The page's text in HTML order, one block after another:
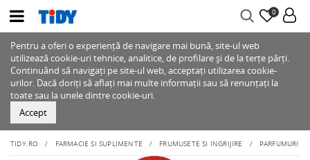
0
Pentru a oferi o experiență de navigare mai bună, site-ul web
utilizează cookie-uri tehnice, analitice, de profilare și de la terțe părți.
Continuând să navigați pe site-ul web, acceptați utilizarea cookie-
urilor. Dacă doriți să aflați mai multe informații sau să renunțați la
toate sau la unele dintre cookie-uri.
Accept
TIDY.RO FARMACIE SI SUPLIMENTE FRUMUSETE SI INGRIJIRE PARFUMURI